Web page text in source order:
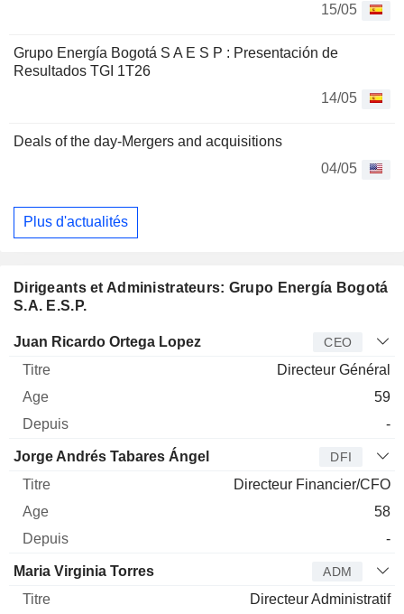
15/05
Grupo Energía Bogotá S A E S P : Presentación de
Resultados TGI 1T26
14/05
Deals of the day-Mergers and acquisitions
04/05
Plus d'actualités
Dirigeants et Administrateurs: Grupo Energía Bogotá
S.A. E.S.P.
Dirigeant Titre Age Depuis
Juan Ricardo Ortega Lopez CEO
Directeur Général
59
-
Jorge Andrés Tabares Ángel DFI
Directeur Financier/CFO
58
-
Maria Virginia Torres ADM
Directeur Administratif